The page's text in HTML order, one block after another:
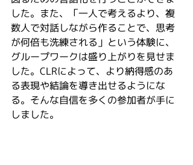
した。また、「一人で考えるより、複
数人で対話しながら作ることで、思考
が何倍も洗練される」という体験に、
グループワークは盛り上がりを見せま
した。CLRによって、より納得感のあ
る表現や結論を導き出せるようにな
る。そんな自信を多くの参加者が手に
しました。